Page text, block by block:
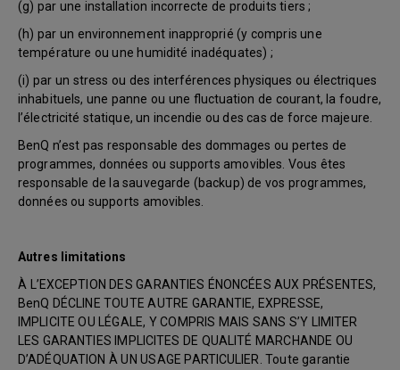
(g) par une installation incorrecte de produits tiers ;
(h) par un environnement inapproprié (y compris une
température ou une humidité inadéquates) ;
(i) par un stress ou des interférences physiques ou électriques
inhabituels, une panne ou une fluctuation de courant, la foudre,
l’électricité statique, un incendie ou des cas de force majeure.
BenQ n’est pas responsable des dommages ou pertes de
programmes, données ou supports amovibles. Vous êtes
responsable de la sauvegarde (backup) de vos programmes,
données ou supports amovibles.
Autres limitations
À L’EXCEPTION DES GARANTIES ÉNONCÉES AUX PRÉSENTES,
BenQ DÉCLINE TOUTE AUTRE GARANTIE, EXPRESSE,
IMPLICITE OU LÉGALE, Y COMPRIS MAIS SANS S’Y LIMITER
LES GARANTIES IMPLICITES DE QUALITÉ MARCHANDE OU
D’ADÉQUATION À UN USAGE PARTICULIER. Toute garantie